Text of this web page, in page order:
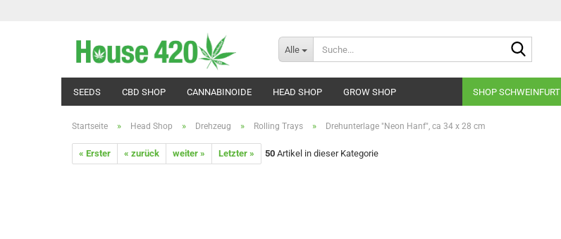
Alle
SEEDS CBD SHOP CANNABINOIDE HEAD SHOP GROW SHOP SHOP SCHWEINFURT
Startseite » Head Shop » Drehzeug » Rolling Trays » Drehunterlage "Neon Hanf", ca 34 x 28 cm
« Erster « zurück weiter » Letzter » 50 Artikel in dieser Kategorie